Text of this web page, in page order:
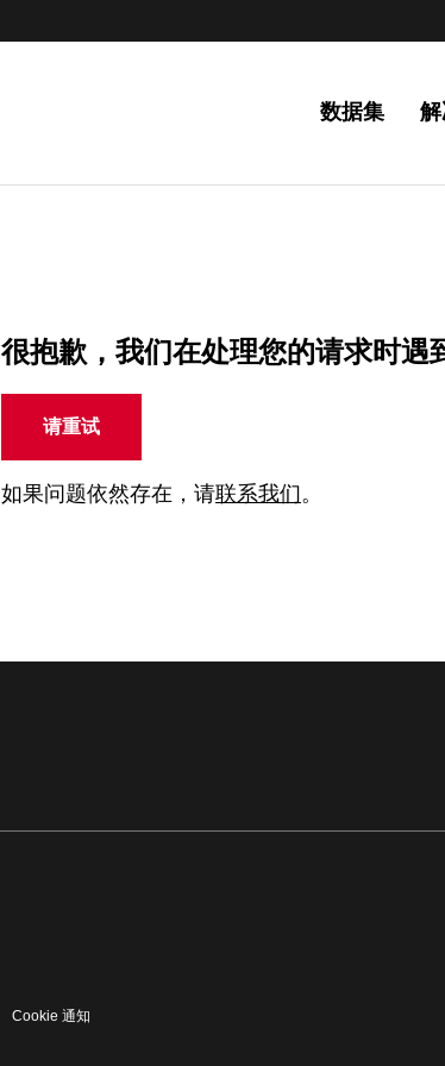
数据集
很抱歉，我们在处理您的请求时遇
请重试
如果问题依然存在，请联系我们 。
Cookie 通知